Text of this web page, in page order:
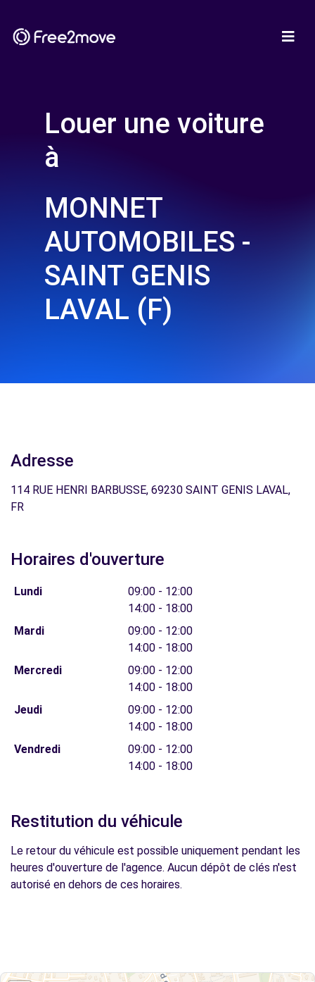
Louer une voiture
à
MONNET
AUTOMOBILES -
SAINT GENIS
LAVAL (F)
Adresse
114 RUE HENRI BARBUSSE, 69230 SAINT GENIS LAVAL,
FR
Horaires d'ouverture
Lundi
09:00 - 12:00
14:00 - 18:00
Mardi
09:00 - 12:00
14:00 - 18:00
Mercredi
09:00 - 12:00
14:00 - 18:00
Jeudi
09:00 - 12:00
14:00 - 18:00
Vendredi
09:00 - 12:00
14:00 - 18:00
Restitution du véhicule
Le retour du véhicule est possible uniquement pendant les
heures d'ouverture de l'agence. Aucun dépôt de clés n'est
autorisé en dehors de ces horaires.